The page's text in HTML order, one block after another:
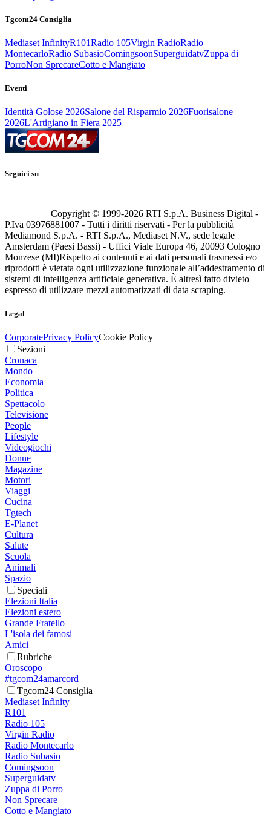
Tgcom24 Consiglia
Mediaset InfinityR101Radio 105Virgin RadioRadio
MontecarloRadio SubasioComingsoonSuperguidatvZuppa di
PorroNon SprecareCotto e Mangiato
Eventi
Identità Golose 2026Salone del Risparmio 2026Fuorisalone
2026L'Artigiano in Fiera 2025
Seguici su
Copyright © 1999-2026 RTI S.p.A. Business Digital -
P.Iva 03976881007 - Tutti i diritti riservati - Per la pubblicità
Mediamond S.p.A. - RTI S.p.A., Mediaset N.V., sede legale
Amsterdam (Paesi Bassi) - Uffici Viale Europa 46, 20093 Cologno
Monzese (MI)Rispetto ai contenuti e ai dati personali trasmessi e/o
riprodotti è vietata ogni utilizzazione funzionale all’addestramento di
sistemi di intelligenza artificiale generativa. È altresì fatto divieto
espresso di utilizzare mezzi automatizzati di data scraping.
Legal
CorporatePrivacy PolicyCookie Policy
Sezioni
Cronaca
Mondo
Economia
Politica
Spettacolo
Televisione
People
Lifestyle
Videogiochi
Donne
Magazine
Motori
Viaggi
Cucina
Tgtech
E-Planet
Cultura
Salute
Scuola
Animali
Spazio
Speciali
Elezioni Italia
Elezioni estero
Grande Fratello
L'isola dei famosi
Amici
Rubriche
Oroscopo
#tgcom24amarcord
Tgcom24 Consiglia
Mediaset Infinity
R101
Radio 105
Virgin Radio
Radio Montecarlo
Radio Subasio
Comingsoon
Superguidatv
Zuppa di Porro
Non Sprecare
Cotto e Mangiato